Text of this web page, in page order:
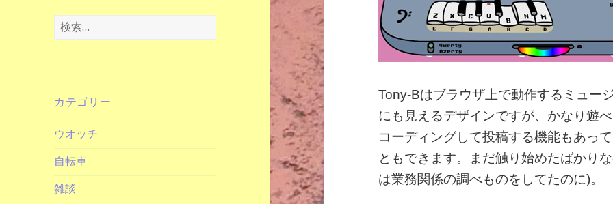
検
索:
カテゴリー
ウオッチ
自転車
雑談
Tony-Bはブラウザ上で動作するミュー
にも見えるデザインですが、かなり遊
コーディングして投稿する機能もあっ
ともできます。まだ触り始めたばかり
は業務関係の調べものをしてたのに)。